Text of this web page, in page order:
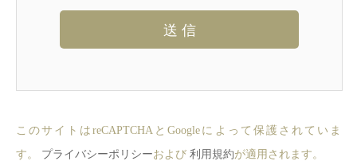
このサイトはreCAPTCHAとGoogleによって保護されていま
す。 プライバシーポリシーおよび 利用規約が適用されます。